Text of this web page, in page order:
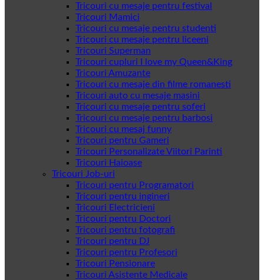
Tricouri cu mesaje pentru festival
Tricouri Mamici
Tricouri cu mesaje pentru studenti
Tricouri cu mesaje pentru liceeni
Tricouri Superman
Tricouri cupluri I love my Queen&King
Tricouri Amuzante
Tricouri cu mesaje din filme romanesti
Tricouri auto cu mesaje masini
Tricouri cu mesaje pentru soferi
Tricouri cu mesaje pentru barbosi
Tricouri cu mesaj funny
Tricouri pentru Gameri
Tricouri Personalizate Viitori Parinti
Tricouri Haioase
Tricouri Job-uri
Tricouri pentru Programatori
Tricouri pentru ingineri
Tricouri Electricieni
Tricouri pentru Doctori
Tricouri pentru fotografi
Tricouri pentru DJ
Tricouri pentru Profesori
Tricouri Pensionare
Tricouri Asistente Medicale